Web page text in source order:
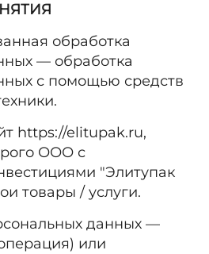
обработка
— обработка
с помощью средств
https://elitupak.ru,
ООО с
"Элитупак
товары / услуги.
данных —
или